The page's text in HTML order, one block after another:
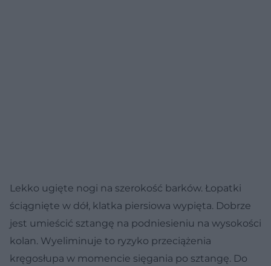
Lekko ugięte nogi na szerokość barków. Łopatki
ściągnięte w dół, klatka piersiowa wypięta. Dobrze
jest umieścić sztangę na podniesieniu na wysokości
kolan. Wyeliminuje to ryzyko przeciążenia
kręgosłupa w momencie sięgania po sztangę. Do